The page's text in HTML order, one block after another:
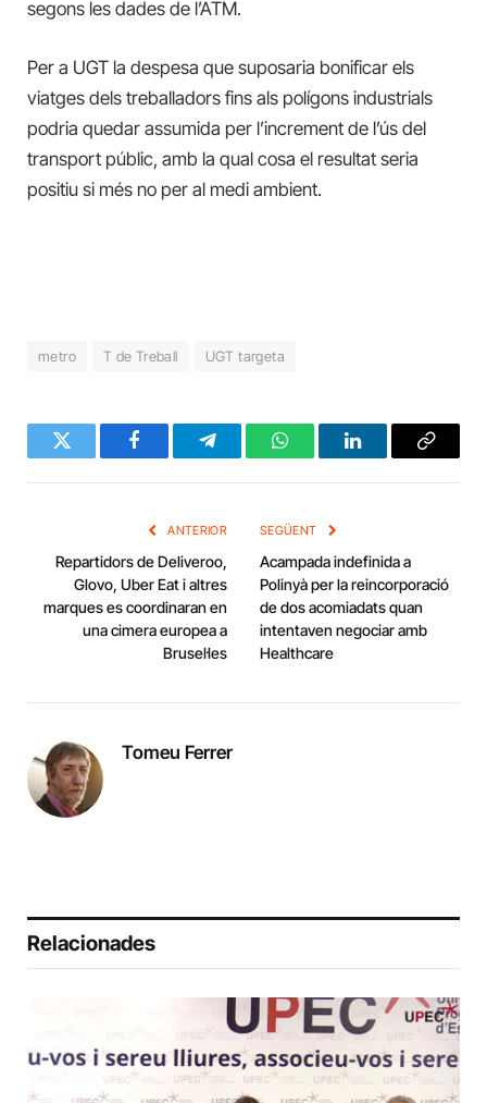
segons les dades de l’ATM.
Per a UGT la despesa que suposaria bonificar els
viatges dels treballadors fins als polígons industrials
podria quedar assumida per l’increment de l’ús del
transport públic, amb la qual cosa el resultat seria
positiu si més no per al medi ambient.
metro T de Treball UGT targeta
Twitter FacebookTelegramWhatsAppLinkedInCopy
ANTERIOR
Repartidors de Deliveroo,
Glovo, Uber Eat i altres
marques es coordinaran en
una cimera europea a
Brusel·les
SEGÜENT
Acampada indefinida a
Polinyà per la reincorporació
de dos acomiadats quan
intentaven negociar amb
Healthcare
Tomeu Ferrer
Relacionades